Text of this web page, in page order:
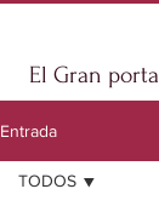
El Gran
Entrada
TODOS